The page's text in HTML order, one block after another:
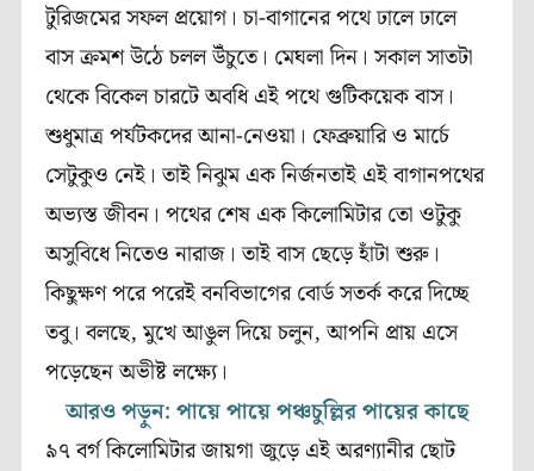
টুরিজমের সফল প্রয়োগ। চা-বাগানের পথে ঢালে ঢালে
বাস ক্রমশ উঠে চলল উঁচুতে। মেঘলা দিন। সকাল সাতটা
থেকে বিকেল চারটে অবধি এই পথে গুটিকয়েক বাস।
শুধুমাত্র পর্যটকদের আনা-নেওয়া । ফেব্রুয়ারি ও মার্চে
সেটুকুও নেই। তাই নিঝুম এক নির্জনতাই এই বাগানপথের
অভ্যস্ত জীবন। পথের শেষ এক কিলোমিটার তো ওটুকু
অসুবিধে নিতেও নারাজ। তাই বাস ছেড়ে হাঁটা শুরু।
কিছুক্ষণ পরে পরেই বনবিভাগের বোর্ড সতর্ক করে দিচ্ছে
তবু। বলছে, মুখে আঙুল দিয়ে চলুন, আপনি প্রায় এসে
পড়েছেন অভীষ্ট লক্ষ্যে।
আরও পড়ুন: পায়ে পায়ে পঞ্চচুল্লির পায়ের কাছে
৯৭বর্গ কিলোমিটার জায়গা জুড়ে এই অরণ্যানীর ছোট